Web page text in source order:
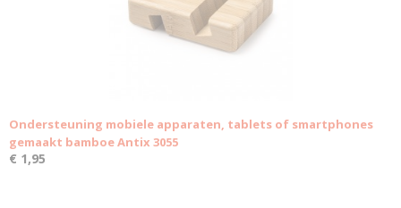
Ondersteuning mobiele apparaten, tablets of smartphones
gemaakt bamboe Antix 3055
€ 1,95